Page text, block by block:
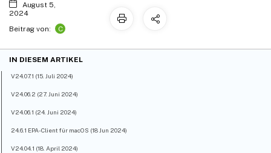
August 5,
2024
Beitrag von:
C
IN DIESEM ARTIKEL
V24.07.1 (15. Juli 2024)
V24.06.2 (27. Juni 2024)
V24.06.1 (24. Juni 2024)
24.6.1 EPA-Client für macOS (18 Jun 2024)
V24.04.1 (18. April 2024)